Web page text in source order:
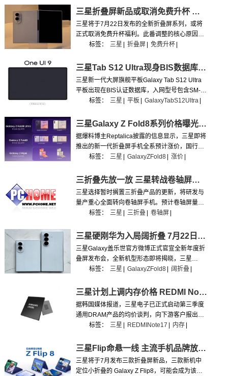
三星折叠屏新品或取消免费升杯 改为半价补贴
三星将于7月22日发布的全新折叠屏系列，或将
正式取消免费升杯福利。此番调整的核心原因，
正是持续上涨的存储芯片成本，让三星难以继续
标签： 三星 折叠屏 免费升杯
三星Tab S12 Ultra现身BIS数据库 更多消息曝光
三星新一代大屏旗舰平板Galaxy Tab S12 Ultra
平板出现在BIS认证数据库，入网型号包含SM-
X940、SM-X946B。
标签： 三星 平板 GalaxyTabS12Ultra
三星Galaxy Z Fold8系列价格曝光 国行或涨千元
据爆料博主Reptalica披露的信息显示，三星即将
推出的新一代折叠屏手机全系预计涨价，国行版
预计涨价1000元。
标签： 三星 GalaxyZFold8 涨价
三折叠先放一放 三星转战卷轴屏手机率先量产
三星选择暂时搁置三折叠产品的更新，将研发与
量产重心全面转向卷轴屏手机。预计卷轴屏量产
机型将在2028年，与Galaxy S28系列同步推
标签： 三星 三折叠 卷轴屏
三星硬刚华为入局阔折叠 7月22日Fold 8发布
三星Galaxy盖乐世官方微博正式官宣全新年度折
叠屏发布会，全新机型形态即将揭晓，三星
Galaxy全球新品发布会定于7月22日21:00，将携
标签： 三星 GalaxyZFold8 阔折叠
三星计划上调内存价格 REDMI Note17压力山大
据韩国媒体报道，三星电子已正式启动第三季度
通用DRAM产品的均价谈判，向下游客户报出的
涨价幅度较第二季度最高可达20%。
标签： 三星 REDMINote17 内存
三星Flip命悬一线 主流手机品牌放弃小折叠
三星将于7月发布三款折叠屏新品，三款新机中
定位小折叠的 Galaxy Z Flip8，可能会成为该系